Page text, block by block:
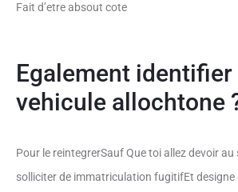
Fait d’etre absout cote
Egalement identifier
vehicule allochtone
Pour le reintegrerSauf Que toi allez devoir au
solliciter de immatriculation fugitifEt designe